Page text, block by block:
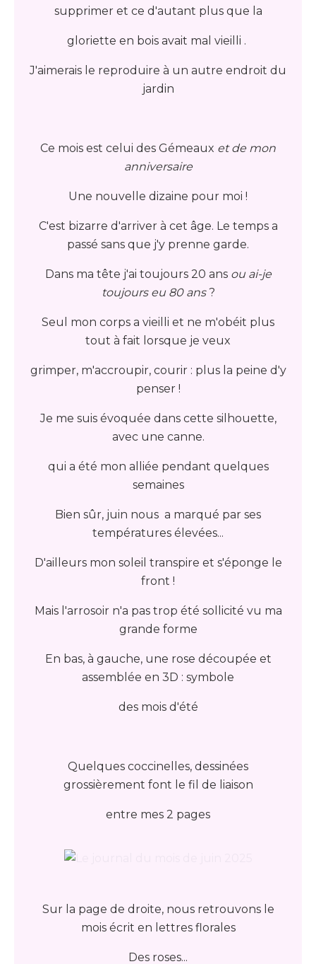
supprimer et ce d'autant plus que la
gloriette en bois avait mal vieilli .
J'aimerais le reproduire à un autre endroit du
jardin
Ce mois est celui des Gémeaux et de mon
anniversaire
Une nouvelle dizaine pour moi !
C'est bizarre d'arriver à cet âge. Le temps a
passé sans que j'y prenne garde.
Dans ma tête j'ai toujours 20 ans ou ai-je
toujours eu 80 ans?
Seul mon corps a vieilli et ne m'obéit plus
tout à fait lorsque je veux
grimper, m'accroupir, courir : plus la peine d'y
penser !
Je me suis évoquée dans cette silhouette,
avec une canne.
qui a été mon alliée pendant quelques
semaines
Bien sûr, juin nous a marqué par ses
températures élevées...
D'ailleurs mon soleil transpire et s'éponge le
front !
Mais l'arrosoir n'a pas trop été sollicité vu ma
grande forme
En bas, à gauche, une rose découpée et
assemblée en 3D : symbole
des mois d'été
Quelques coccinelles, dessinées
grossièrement font le fil de liaison
entre mes 2 pages
Sur la page de droite, nous retrouvons le
mois écrit en lettres florales
Des roses...